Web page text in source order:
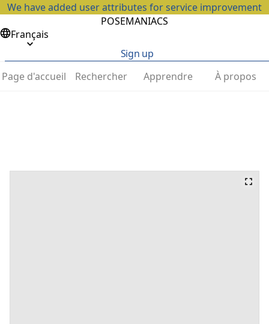
We have added user attributes for service improvement
POSEMANIACS
Français
Sign up
Page d'accueil
Rechercher Apprendre À propos